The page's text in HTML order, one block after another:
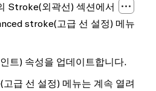
Stroke(외곽선) 섹션에서
stroke(고급 선 설정) 메뉴
트) 속성을 업데이트합니다.
(고급 선 설정) 메뉴는 계속 열려